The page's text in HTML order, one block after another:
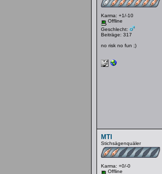
Karma: +1/-10
Offline
Geschlecht:
Beiträge: 317
no risk no fun ;)
MTI
Stichsägenquäler
Karma: +0/-0
Offline